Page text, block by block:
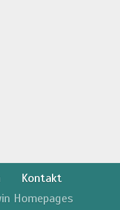
Kontakt
Homepages